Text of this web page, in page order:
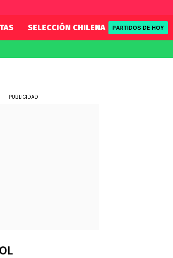
SELECCIÓN CHILENA REDSPORT
PARTIDOS DE HOY
PUBLICIDAD